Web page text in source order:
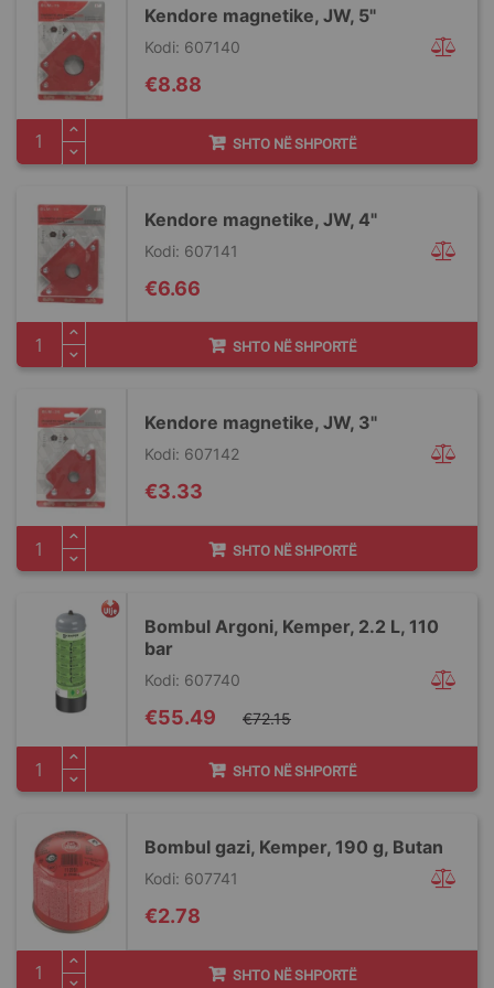
Kendore magnetike, JW, 5"
Kodi: 607140
€8.88
SHTO NË SHPORTË
Kendore magnetike, JW, 4"
Kodi: 607141
€6.66
SHTO NË SHPORTË
Kendore magnetike, JW, 3"
Kodi: 607142
€3.33
SHTO NË SHPORTË
Bombul Argoni, Kemper, 2.2 L, 110
bar
Kodi: 607740
Special
Price
€55.49 €72.15
SHTO NË SHPORTË
Bombul gazi, Kemper, 190 g, Butan
Kodi: 607741
€2.78
SHTO NË SHPORTË